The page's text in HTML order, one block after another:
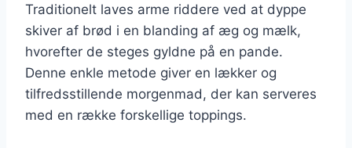
Traditionelt laves arme riddere ved at dyppe
skiver af brød i en blanding af æg og mælk,
hvorefter de steges gyldne på en pande.
Denne enkle metode giver en lækker og
tilfredsstillende morgenmad, der kan serveres
med en række forskellige toppings.